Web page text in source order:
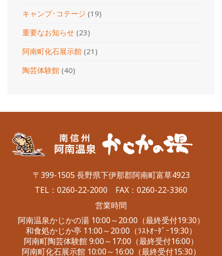
キャンプ･コテージ (19)
重要なお知らせ (23)
阿南町化石展示館 (21)
陶芸体験館 (40)
〒399-1505 長野県下伊那郡阿南町富草4923
TEL： 0260-22-2000 FAX：0260-22-3360
営業時間
阿南温泉かじかの湯 10:00～20:00（最終受付19:30）
和食処かじか亭 11:00～20:00（ﾗｽﾄｵｰﾀﾞｰ19:30）
阿南町陶芸体験館 9:00～17:00（最終受付16:00）
阿南町化石展示館 10:00～16:00（最終受付15:30）